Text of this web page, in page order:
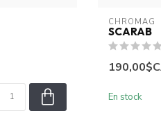
CHROMAG
SCARAB
En stock